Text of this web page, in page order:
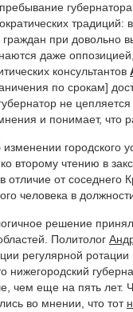
при довольно
даже
консультантов
по срокам]
не
и понимает, что
изменении городского
ко второму чтению в
отличие от соседнего
человека в
решение
Политолог
регулярной ротации
нижегородский
чем еще на пять лет.
во мнении, что тот